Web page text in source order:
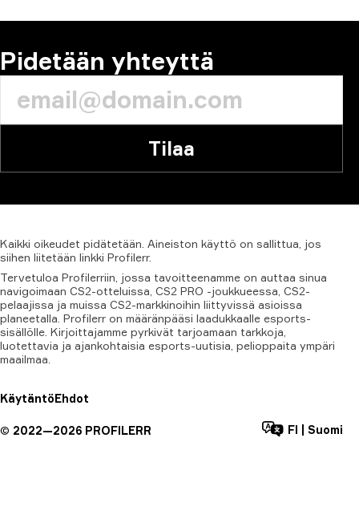
Pidetään yhteyttä
Tilaa
Kaikki oikeudet pidätetään. Aineiston käyttö on sallittua, jos
siihen liitetään linkki Profilerr.
Tervetuloa Profilerriin, jossa tavoitteenamme on auttaa sinua
navigoimaan CS2-otteluissa, CS2 PRO -joukkueessa, CS2-
pelaajissa ja muissa CS2-markkinoihin liittyvissä asioissa
planeetalla. Profilerr on määränpääsi laadukkaalle esports-
sisällölle. Kirjoittajamme pyrkivät tarjoamaan tarkkoja,
luotettavia ja ajankohtaisia esports-uutisia, pelioppaita ympäri
maailmaa.
KäytäntöEhdot
© 2022—2026 PROFILERR FI Suomi